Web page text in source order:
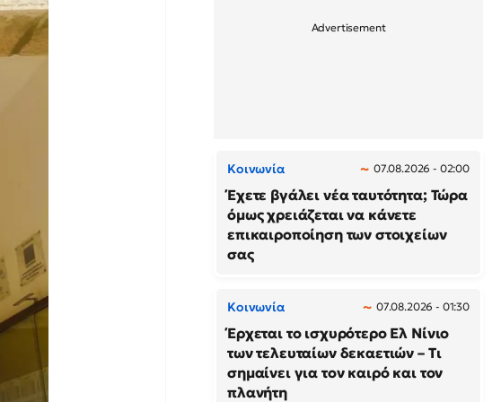
Κοινωνία 07.08.2026 - 02:00
Έχετε βγάλει νέα ταυτότητα; Τώρα
όμως χρειάζεται να κάνετε
επικαιροποίηση των στοιχείων
σας
Κοινωνία 07.08.2026 - 01:30
Έρχεται το ισχυρότερο Ελ Νίνιο
των τελευταίων δεκαετιών – Τι
σημαίνει για τον καιρό και τον
πλανήτη